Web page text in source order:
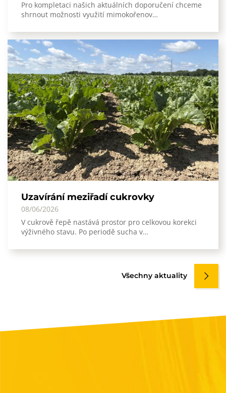
Pro kompletaci našich aktuálních doporučení chceme
shrnout možnosti využití mimokořenov…
Uzavírání meziřadí cukrovky
08/06/2026
V cukrově řepě nastává prostor pro celkovou korekci
výživného stavu. Po periodě sucha v…
Všechny aktuality